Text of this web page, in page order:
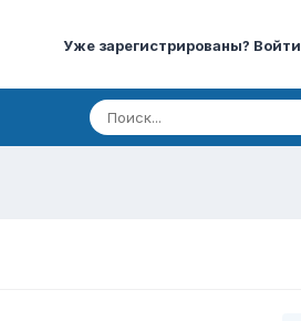
Уже зарегистрированы? Войти